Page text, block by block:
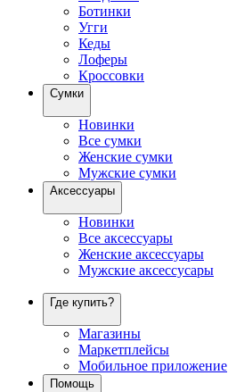
Ботинки
Угги
Кеды
Лоферы
Кроссовки
Сумки
Новинки
Все сумки
Женские сумки
Мужские сумки
Аксессуары
Новинки
Все аксессуары
Женские аксессуары
Мужские аксессусары
Где купить?
Магазины
Маркетплейсы
Мобильное приложение
Помощь